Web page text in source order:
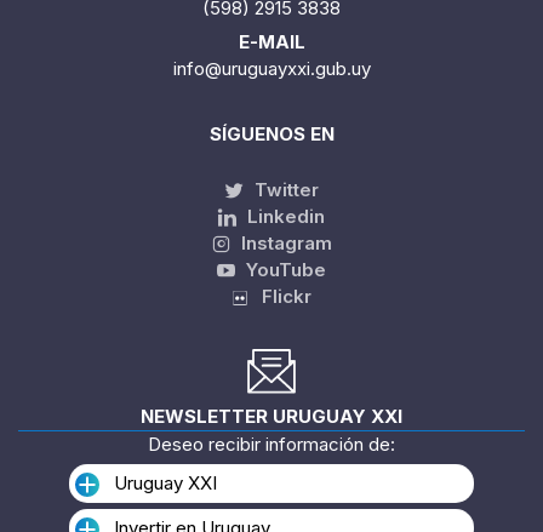
(598) 2915 3838
E-MAIL
info@uruguayxxi.gub.uy
SÍGUENOS EN
Twitter
Linkedin
Instagram
YouTube
Flickr
NEWSLETTER URUGUAY XXI
Deseo recibir información de:
Uruguay XXI